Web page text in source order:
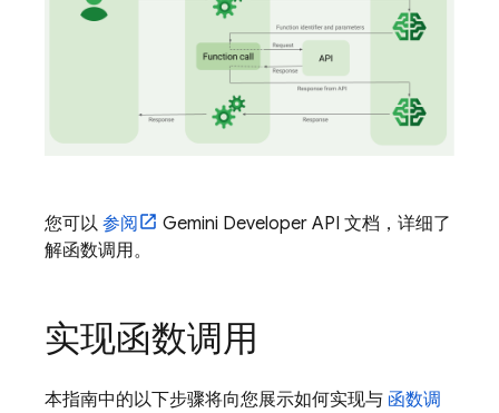
您可以 参阅 Gemini Developer API 文档，详细了
解函数调用。
实现函数调用
本指南中的以下步骤将向您展示如何实现与 函数调